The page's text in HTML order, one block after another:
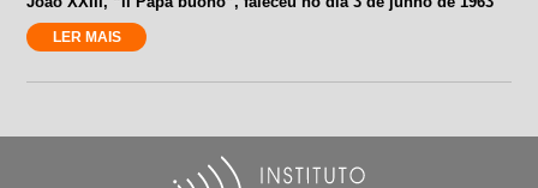
LER MAIS